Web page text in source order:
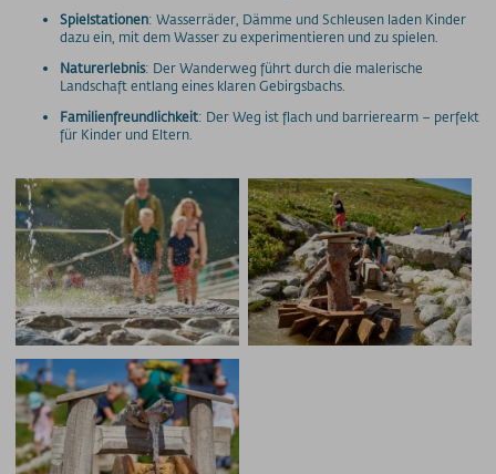
Spielstationen: Wasserräder, Dämme und Schleusen laden Kinder
dazu ein, mit dem Wasser zu experimentieren und zu spielen.
Naturerlebnis: Der Wanderweg führt durch die malerische
Landschaft entlang eines klaren Gebirgsbachs.
Familienfreundlichkeit: Der Weg ist flach und barrierearm – perfekt
für Kinder und Eltern.